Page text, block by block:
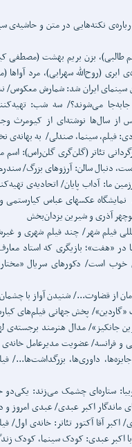
نکته‌هایی در متن و حاشیه‌ی
طالبی)، بزن بریم بهشت (مصطفی
(روح‌الله سهرابی)، مرد آواها
سینمای ایران شد: شمارش
می‌‌شوند؟/ سه شب:
پس از سال‌ها نوشته‌ای از کیومرث
فیلم، سینما، صندلی/ به بهانه‌ی
تئاتر (گلن‌گری گلن‌راس): اسم
دنبال سالن: آرزوهای بزرگ/
ما: آداب پایان/ اتحادیه‌ی
عکسهای عباس کیارستمی و
آذری و شیرین یزدان‌بخش
فیلم شهر/ چند فیلم شهری و
در «هفت»؛ بازیگری که استاد
است/ دکورهای سریال
از قضاوت.../ شنیدن آواز با
«گاردین»/ پخش جهانی فیلم‌های
جانکیز»/ مدال هنرمند برجسته‌ی
و فرانسه/ عضویت مدیرعامل خانه‌ی
داوری‌ها، بزرگداشت‌ها.../
ستاره‌ای چشمک می‌زند: یکی‌دو
ماندگار اکبر عبدی/ عبدی امروز و
آقا آکتور تئاتر: خانه‌ی اول/
اکبر عبدی: کودک سینما، کودک